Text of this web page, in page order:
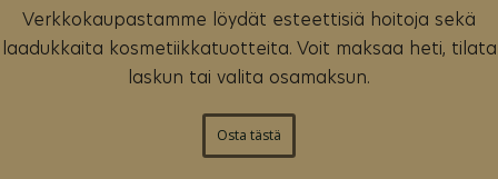
Verkkokaupastamme löydät esteettisiä hoitoja sekä
laadukkaita kosmetiikkatuotteita. Voit maksaa heti, tilata
laskun tai valita osamaksun.
Osta tästä